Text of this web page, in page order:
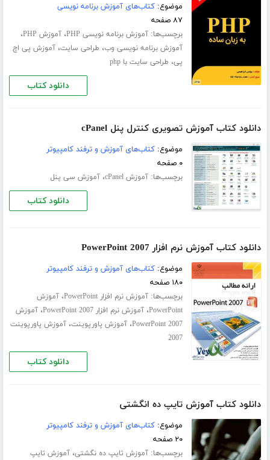
موضوع:کتاب‌های آموزش برنامه نویسی
۸۷ صفحه
برچسب‌ها:آموزش برنامه نویسی PHP ،آموزش PHP ،
آموزش برنامه نویسی وب، طراحی سایت،آموزش پی اچ
پی، طراحی سایت با php
دانلود کتاب
دانلود کتاب آموزش تصویری کنترل پنل cPanel
موضوع:کتاب‌های آموزش و ترفند کامپیوتر
۰ صفحه
برچسب‌ها:آموزش cPanel ،آموزش سی پنل
دانلود کتاب
دانلود کتاب آموزش نرم افزار PowerPoint 2007
موضوع:کتاب‌های آموزش و ترفند کامپیوتر
۱۸۰ صفحه
برچسب‌ها:آموزش نرم افزار PowerPoint ،آموزش
PowerPoint،آموزش نرم افزار PowerPoint 2007 ،آموزش
PowerPoint 2007،آموزش پاورپوینت،آموزش پاورپوینت
2007
دانلود کتاب
دانلود کتاب آموزش تایپ ده انگشتی
موضوع:کتاب‌های آموزش و ترفند کامپیوتر
۲۰ صفحه
برچسب‌ها:آموزش تایپ ده‌ نگشتی،آموزش تایپ